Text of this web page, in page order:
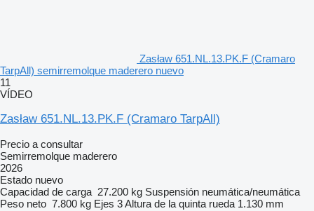
Zasław 651.NL.13.PK.F (Cramaro
TarpAll) semirremolque maderero nuevo
11
VÍDEO
Zasław 651.NL.13.PK.F (Cramaro TarpAll)
Precio a consultar
Semirremolque maderero
2026
Estado nuevo
Capacidad de carga 27.200 kg Suspensión neumática/neumática
Peso neto 7.800 kg Ejes 3Altura de la quinta rueda 1.130 mm